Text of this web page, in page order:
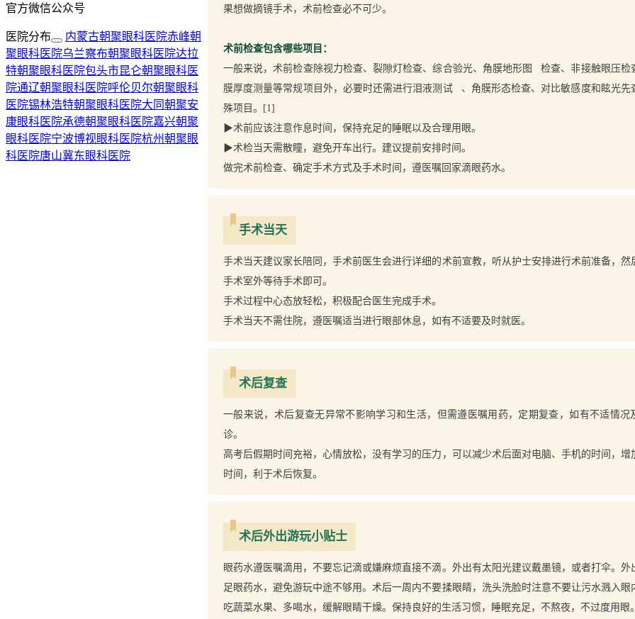
果想做摘镜手术，术前检查必不可少。
术前检查包含哪些项目：
一般来说，术前检查除视力检查、裂隙灯检查、综合验光、 角膜地形图
检查、非接触眼压检
膜厚度测量等常规项目外，必要时还需进行泪液测试
、角膜形态检查、对比敏感度和眩光先
殊项目。[1]
▶术前应该注意作息时间，保持充足的睡眠以及合理用眼。
▶术检当天需散瞳，避免开车出行。建议提前安排时间。
做完术前检查、确定手术方式及手术时间，遵医嘱回家滴眼药水。
手术当天
手术当天建议家长陪同，手术前医生会进行详细的术前宣教，听从护士安排进行术前准备，然
手术室外等待手术即可。
手术过程中心态放轻松，积极配合医生完成手术。
手术当天不需住院，遵医嘱适当进行眼部休息，如有不适要及时就医。
术后复查
一般来说，术后复查无异常不影响学习和生活，但需遵医嘱用药，定期复查，如有不适情况
诊。
高考后假期时间充裕，心情放松，没有学习的压力，可以减少术后面对电脑、手机的时间，增
时间，利于术后恢复。
术后外出游玩小贴士
眼药水遵医嘱滴用，不要忘记滴或嫌麻烦直接不滴。外出有太阳光建议戴墨镜，或者打伞。外
足眼药水，避免游玩中途不够用。术后一周内不要揉眼睛，洗头洗脸时注意不要让污水溅入眼
吃蔬菜水果、多喝水，缓解眼睛干燥。保持良好的生活习惯，睡眠充足，不熬夜，不过度用眼。
官方微信公众号
医院分布 内蒙古朝聚眼科医院赤峰朝
聚眼科医院乌兰察布朝聚眼科医院达拉
特朝聚眼科医院包头市昆仑朝聚眼科医
院通辽朝聚眼科医院呼伦贝尔朝聚眼科
医院锡林浩特朝聚眼科医院大同朝聚安
康眼科医院承德朝聚眼科医院嘉兴朝聚
眼科医院宁波博视眼科医院杭州朝聚眼
科医院唐山冀东眼科医院